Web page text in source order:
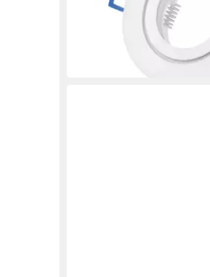
21,99 €
in 4-5 Werktagen bei dir